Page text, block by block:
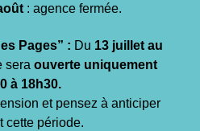
: agence fermée.
Pages” : Du 13 juillet au
sera ouverte uniquement
à 18h30.
et pensez à anticiper
cette période.